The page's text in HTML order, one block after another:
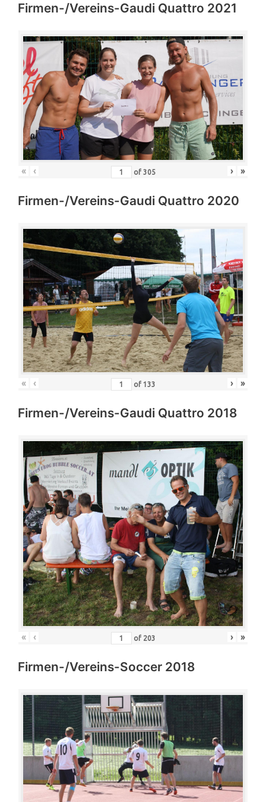
Firmen-/Vereins-Gaudi Quattro 2021
« ‹ of 305 › »
Firmen-/Vereins-Gaudi Quattro 2020
« ‹ of 133 › »
Firmen-/Vereins-Gaudi Quattro 2018
« ‹ of 203 › »
Firmen-/Vereins-Soccer 2018